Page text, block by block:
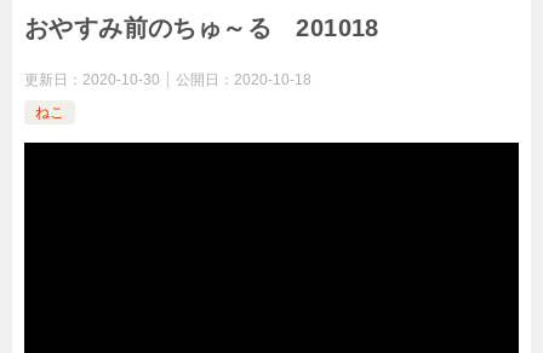
おやすみ前のちゅ～る 201018
更新日： 2020-10-30 公開日： 2020-10-18
ねこ